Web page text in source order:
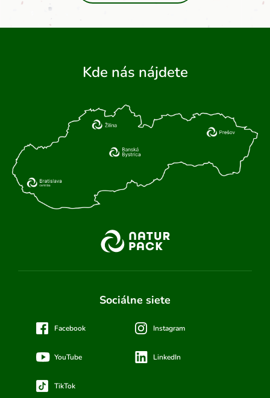
Kde nás nájdete
Sociálne siete
Facebook Instagram
YouTube LinkedIn
TikTok